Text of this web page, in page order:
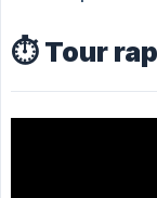
⏱ Tour